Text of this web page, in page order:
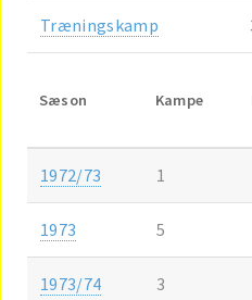
Træningskamp
Sæson Kampe
1972/73 1
1973 5
1973/74 3